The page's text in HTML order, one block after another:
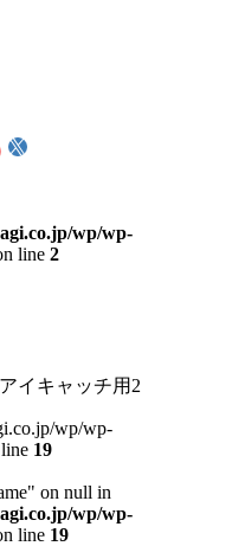
wp/wp-
line 2
イキャッチ用2
wp/wp-
19
on null in
wp/wp-
line 19